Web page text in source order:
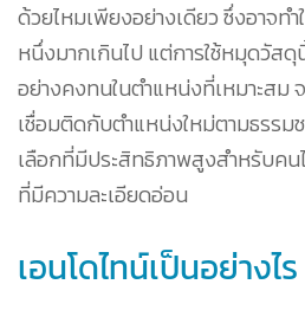
ด้วยไหมเพียงอย่างเดียว ซึ่งอาจท
หนึ่งมากเกินไป แต่การใช้หมุดวัสดุ
อย่างคงทนในตำแหน่งที่เหมาะสม
เชื่อมติดกับตำแหน่งใหม่ตามธรรม
เลือกที่มีประสิทธิภาพสูงสำหรับคน
ที่มีความละเอียดอ่อน
เอนโดไทน์เป็นอย่างไร